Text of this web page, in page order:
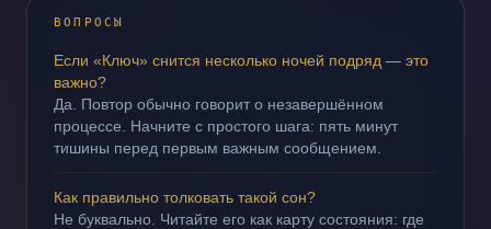
ВОПРОСЫ
Если «Ключ» снится несколько ночей подряд — это
важно?
Да. Повтор обычно говорит о незавершённом
процессе. Начните с простого шага: пять минут
тишины перед первым важным сообщением.
Как правильно толковать такой сон?
Не буквально. Читайте его как карту состояния: где